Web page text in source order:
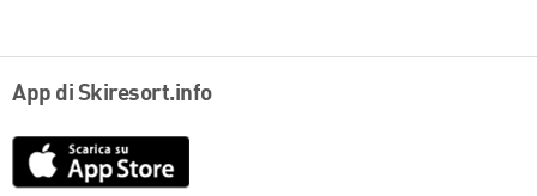
App di Skiresort.info